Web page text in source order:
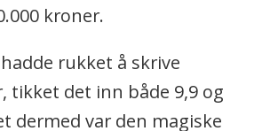
kroner.
rukket å skrive
tikket det inn både 9,9 og
dermed var den magiske